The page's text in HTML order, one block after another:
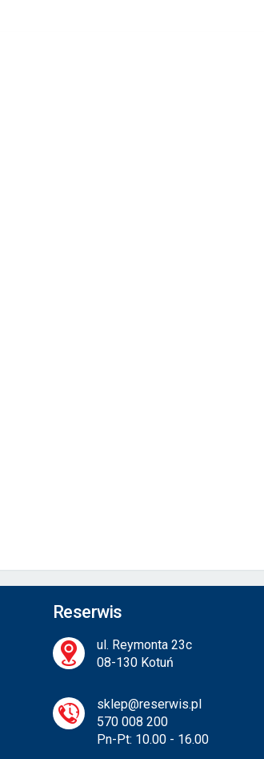
Reserwis
ul. Reymonta 23c
08-130 Kotuń
sklep@reserwis.pl
570 008 200
Pn-Pt: 10.00 - 16.00